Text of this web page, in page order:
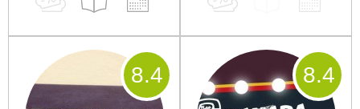
8.4 8.4